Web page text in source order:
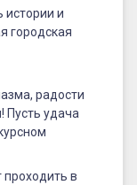
истории и
городская
радости
Пусть удача
в